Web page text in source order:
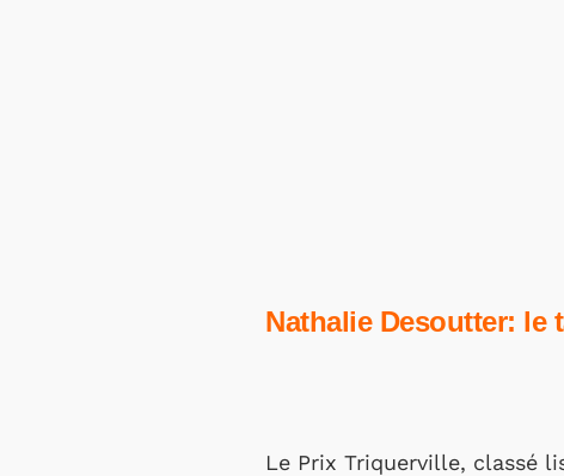
Nathalie Desoutter: le
Le Prix Triquerville, classé